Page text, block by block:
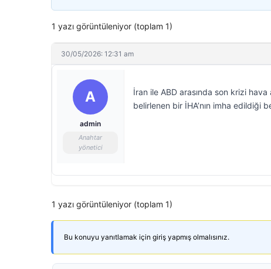
1 yazı görüntüleniyor (toplam 1)
30/05/2026: 12:31 am
A
admin
Anahtar
yönetici
İran ile ABD arasında son krizi hava
belirlenen bir İHA’nın imha edildiği
1 yazı görüntüleniyor (toplam 1)
Bu konuyu yanıtlamak için giriş yapmış olmalısınız.